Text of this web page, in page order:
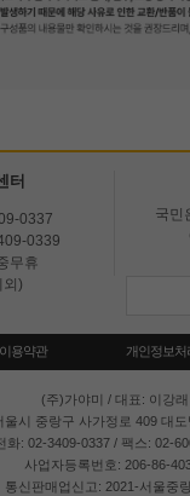
터
0337
0339
무휴
외)
국민
이용약관 개인정보처
(주)가야미
/ 대표: 이강래
울시 중랑구 사가정로 409 대
화: 02-3409-0337 / 팩스: 02-
사업자등록번호: 206-86-
통신판매업신고: 2021-서울중